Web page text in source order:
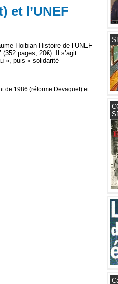
et l’UNEF
Hoibian Histoire de l’UNEF
pages, 20€). Il s’agit
», puis « solidarité
de 1986 (réforme Devaquet) et